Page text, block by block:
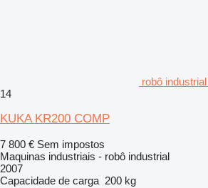
robô
14
KUKA KR200 COMP
7 800 € Sem impostos
Maquinas industriais - robô industrial
2007
Capacidade de carga 200 kg